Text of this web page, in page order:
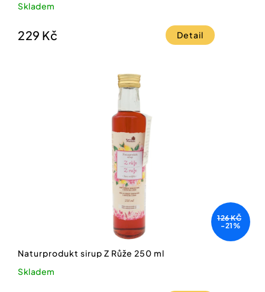
Skladem
229 Kč Detail
126 KČ
-21%
Naturprodukt sirup Z Růže 250 ml
Skladem